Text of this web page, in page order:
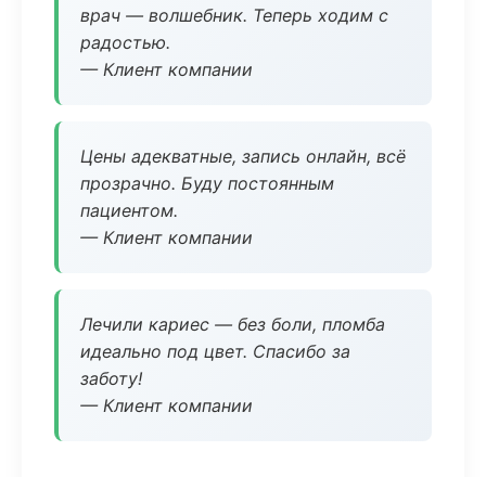
врач — волшебник. Теперь ходим с
радостью.
— Клиент компании
Цены адекватные, запись онлайн, всё
прозрачно. Буду постоянным
пациентом.
— Клиент компании
Лечили кариес — без боли, пломба
идеально под цвет. Спасибо за
заботу!
— Клиент компании